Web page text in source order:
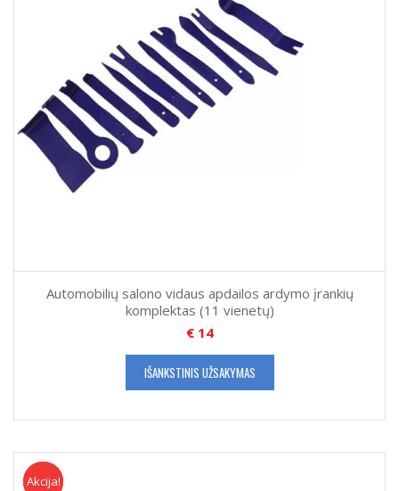
Automobilių salono vidaus apdailos ardymo įrankių
komplektas (11 vienetų)
€14
IŠANKSTINIS UŽSAKYMAS
Akcija
Akcija!